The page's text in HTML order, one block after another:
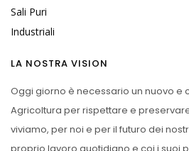
Sali Puri
Industriali
LA NOSTRA VISION
Oggi giorno è necessario un nuovo e
Agricoltura per rispettare e
viviamo, per noi e per il futuro dei
proprio lavoro quotidiano e coi i suoi